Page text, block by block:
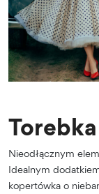
Nieodłącznym
Idealnym
kopertówka o